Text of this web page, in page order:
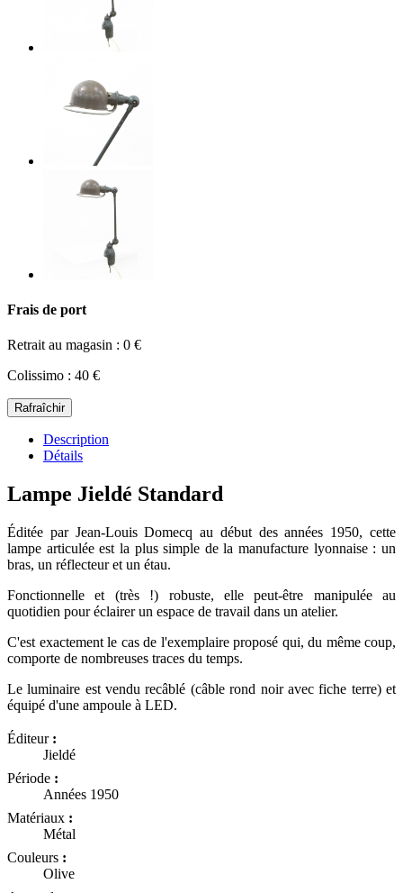
Frais de port
Retrait au magasin : 0 €
Colissimo : 40 €
Description
Détails
Lampe Jieldé Standard
Éditée par Jean-Louis Domecq au début des années 1950, cette
lampe articulée est la plus simple de la manufacture lyonnaise : un
bras, un réflecteur et un étau.
Fonctionnelle et (très !) robuste, elle peut-être manipulée au
quotidien pour éclairer un espace de travail dans un atelier.
C'est exactement le cas de l'exemplaire proposé qui, du même coup,
comporte de nombreuses traces du temps.
Le luminaire est vendu recâblé (câble rond noir avec fiche terre) et
équipé d'une ampoule à LED.
Éditeur :
Jieldé
Période :
Années 1950
Matériaux :
Métal
Couleurs :
Olive